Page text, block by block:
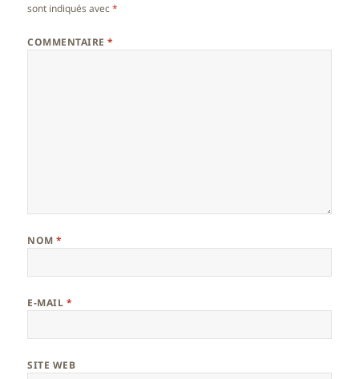
sont indiqués avec*
COMMENTAIRE*
NOM*
E-MAIL *
SITE WEB